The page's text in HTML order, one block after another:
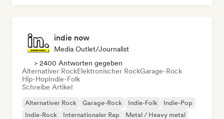
indie now
Media Outlet/Journalist
> 2400 Antworten gegeben
Alternativer RockElektronischer RockGarage-Rock
Hip-HopIndie-Folk
Schreibe Artikel
Alternativer Rock Garage-Rock Indie-Folk
Indie-Pop
Indie-Rock
Internationaler Rap
Metal / Heavy metal